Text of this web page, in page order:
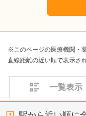
※このページの医療機関・
直線距離の近い順で表示さ
一覧表示